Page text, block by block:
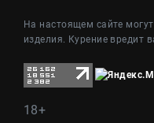
На настоящем сайте
изделия. Курение вредит
18+